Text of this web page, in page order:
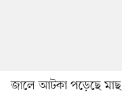
জালে আটকা পড়েছে মাছ